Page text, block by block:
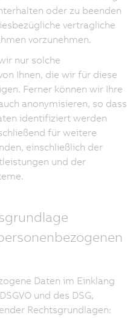
oder zu beenden
vertragliche
vorzunehmen.
nur solche
Ihnen, die wir für diese
Ferner können wir Ihre
anonymisieren, so dass
identifiziert werden
für weitere
einschließlich der
und der
Daten im Einklang
und des DSG,
Rechtsgrundlagen: